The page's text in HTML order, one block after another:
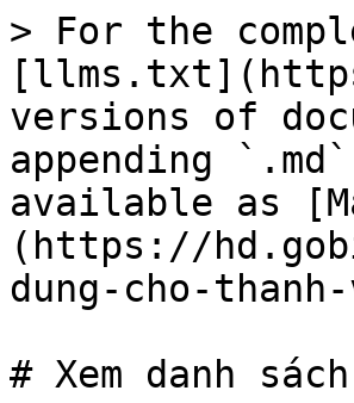
> For the
versions of
appending
available as
(https://
dung-cho-
# Xem danh